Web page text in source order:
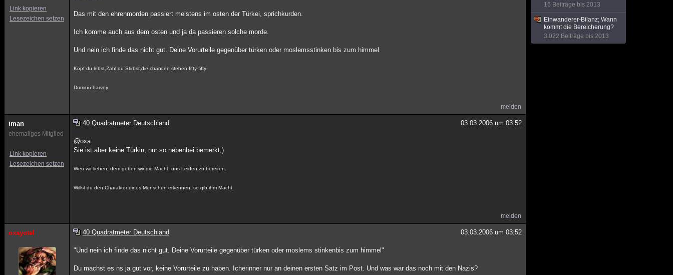
Link kopieren
Lesezeichen setzen
Das mit den ehrenmorden passiert meistens im osten der Türkei, sprichkurden.
Ich komme auch aus dem osten und ja da passieren solche morde.
Und nein ich finde das nicht gut. Deine Vorurteile gegenüber türken oder moslemsstinken bis zum himmel
Kopf du lebst,Zahl du Stirbst,die chancen stehen fifty-fifty
Domino harvey
melden
iman
ehemaliges Mitglied
Link kopieren
Lesezeichen setzen
40 Quadratmeter Deutschland 03.03.2006 um 03:52
@oxa
Sie ist aber keine Türkin, nur so nebenbei bemerkt;)
Wen wir lieben, dem geben wir die Macht, uns Leiden zu bereiten.
Willst du den Charakter eines Menschen erkennen, so gib ihm Macht.
melden
oxayotel 40 Quadratmeter Deutschland 03.03.2006 um 03:52
"Und nein ich finde das nicht gut. Deine Vorurteile gegenüber türken oder moslems stinkenbis zum himmel"
Du machst es ns ja gut vor, keine Vorurteile zu haben. Icherinner nur an deinen ersten Satz im Post. Und was war das noch mit den Nazis?
16 Beiträge bis 2013
Einwanderer-Bilanz; Wann
kommt die Bereicherung?
3.022 Beiträge bis 2013